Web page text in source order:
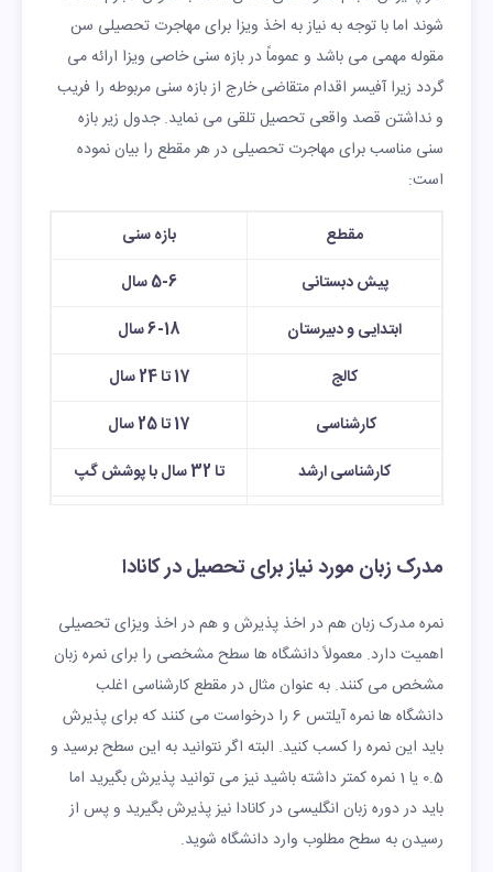
شوند اما با توجه به نیاز به اخذ ویزا برای مهاجرت تحصیلی سن
مقوله مهمی می باشد و عموماً در بازه سنی خاصی ویزا ارائه می
گردد زیرا آفیسر اقدام متقاضی خارج از بازه سنی مربوطه را فریب
و نداشتن قصد واقعی تحصیل تلقی می نماید. جدول زیر بازه
سنی مناسب برای مهاجرت تحصیلی در هر مقطع را بیان نموده
است:
مقطع
بازه سنی
پیش دبستانی
5-6 سال
ابتدایی و دبیرستان
6-18 سال
کالج
17 تا 24 سال
کارشناسی
17 تا 25 سال
کارشناسی ارشد
تا 32 سال با پوشش گپ
مدرک زبان مورد نیاز برای تحصیل در کانادا
نمره مدرک زبان هم در اخذ پذیرش و هم در اخذ ویزای تحصیلی
اهمیت دارد. معمولاً دانشگاه ها سطح مشخصی را برای نمره زبان
مشخص می کنند. به عنوان مثال در مقطع کارشناسی اغلب
دانشگاه ها نمره آیلتس 6 را درخواست می کنند که برای پذیرش
باید این نمره را کسب کنید. البته اگر نتوانید به این سطح برسید و
0.5 یا 1 نمره کمتر داشته باشید نیز می توانید پذیرش بگیرید اما
باید در دوره زبان انگلیسی در کانادا نیز پذیرش بگیرید و پس از
رسیدن به سطح مطلوب وارد دانشگاه شوید.